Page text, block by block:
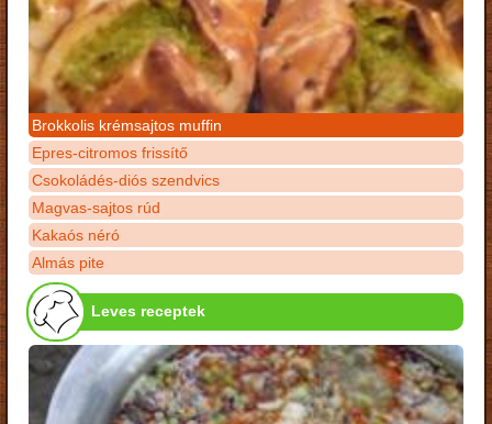
Brokkolis krémsajtos muffin
Epres-citromos frissítő
Csokoládés-diós szendvics
Magvas-sajtos rúd
Kakaós néró
Almás pite
Leves receptek